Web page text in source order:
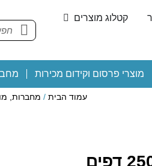
קטלוג מוצרים
מוצרי פרסום וקידום מכירות
עמוד הבית / מחברות,